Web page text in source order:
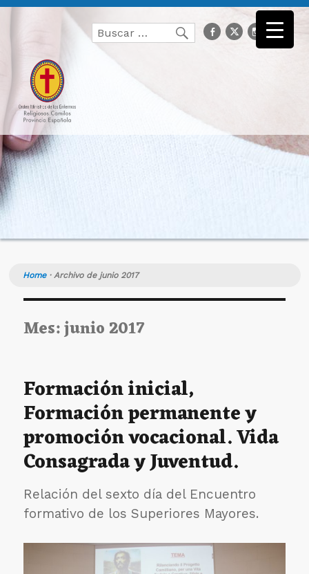
Buscar
por:
Buscarfacebook
Twitter
Home· Archivo de junio 2017
Mes:junio 2017
Formación inicial,
Formación permanente y
promoción vocacional. Vida
Consagrada y Juventud.
Relación del sexto día del Encuentro
formativo de los Superiores Mayores.